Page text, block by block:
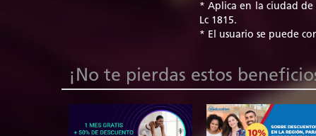
* Aplica en la ciudad de
Lc 1815.
* El usuario se puede
¡No te pierdas estos